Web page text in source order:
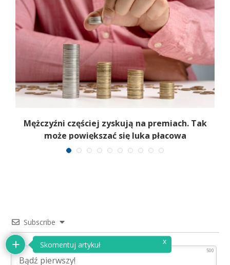
Mężczyźni częściej zyskują na premiach. Tak
może powiększać się luka płacowa
Subscribe
500
Skomentuj artykuł x